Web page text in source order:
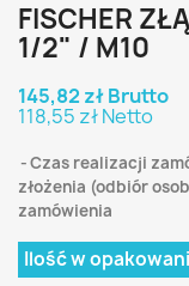
FISCHER
1/2" / M10
145,82 zł Brutto
118,55 zł Netto
Czas realizacji
złożenia (odbiór
zamówienia
Ilość w